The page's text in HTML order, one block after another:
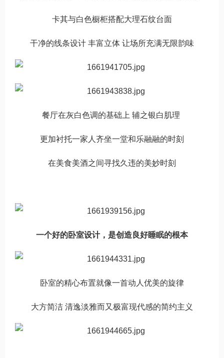
卡其与白色橱柜搭配大理石纹台面
干净的线条设计 丰富立体 让场所充满无限韵味
餐厅在灰白色调的基础上 辅之银白肌理
更加衬托一家人齐坐一堂和乐融融的时刻
在美食美酒之间寻找久违的美妙时刻
一个好的卧室设计，是创造良好睡眠的根本
卧室的精心布置就像一首动人优美的旋律
大方简洁 清逸淡雅而又极富现代感的简约主义